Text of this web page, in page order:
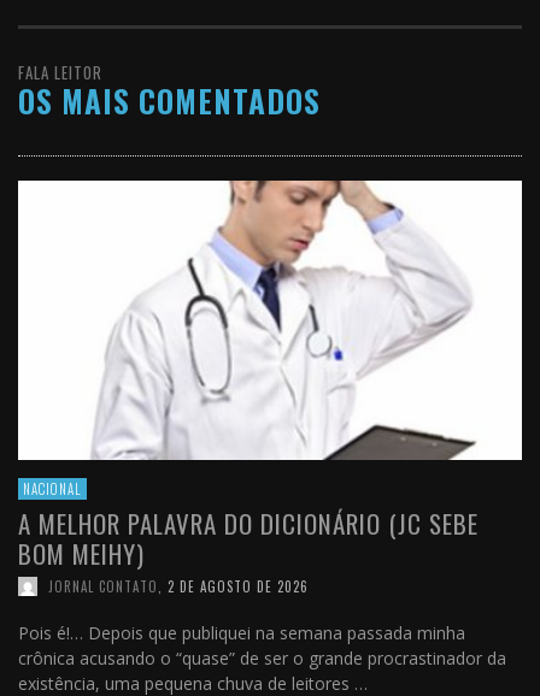
FALA LEITOR
OS MAIS COMENTADOS
NACIONAL
A MELHOR PALAVRA DO DICIONÁRIO (JC SEBE
BOM MEIHY)
JORNAL CONTATO 2 DE AGOSTO DE 2026
Pois é!… Depois que publiquei na semana passada minha
crônica acusando o “quase” de ser o grande procrastinador da
existência, uma pequena chuva de leitores …